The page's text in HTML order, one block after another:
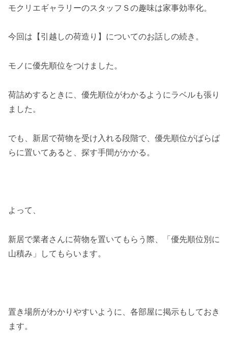
モクリエギャラリーのスタッフＳの趣味は家事効率化。
今回は【引越しの荷造り】についてのお話しの続き。
モノに優先順位をつけました。
荷詰めするときに、優先順位がわかるようにラベルも張り
ました。
でも、新居で荷物を受け入れる段階で、優先順位がばらば
らに置いてあると、探す手間がかかる。
よって、
新居で業者さんに荷物を置いてもらう際、「優先順位別に
山積み」してもらいます。
置き場所がわかりやすいように、各部屋に掲示もしておき
ます。